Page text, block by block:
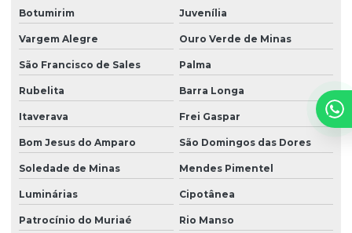
Botumirim Juvenília
Vargem Alegre Ouro Verde de Minas
São Francisco de Sales Palma
Rubelita Barra Longa
Itaverava Frei Gaspar
Bom Jesus do Amparo São Domingos das Dores
Soledade de Minas Mendes Pimentel
Luminárias Cipotânea
Patrocínio do Muriaé Rio Manso